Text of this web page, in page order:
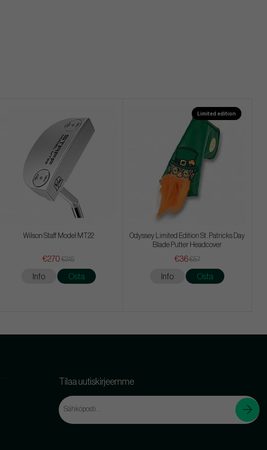
Wilson Staff Model MT22
€270 €315
Info Osta
Limited edition
Odyssey Limited Edition St. Patricks Day
Blade Putter Headcover
€36€57
Info Osta
Tilaa uutiskirjeemme